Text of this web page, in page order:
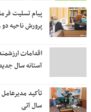
پیام تسلیت
پرورش ناحیه
اقدامات
آستانه سال
تأکید
سال آتی